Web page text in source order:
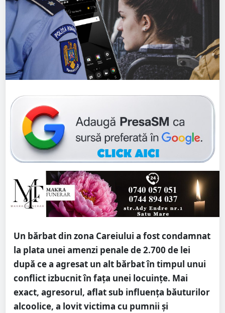
Un bărbat din zona Careiului a fost condamnat
la plata unei amenzi penale de 2.700 de lei
după ce a agresat un alt bărbat în timpul unui
conflict izbucnit în fața unei locuințe. Mai
exact, agresorul, aflat sub influența băuturilor
alcoolice, a lovit victima cu pumnii și